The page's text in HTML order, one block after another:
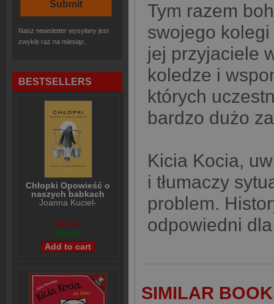
Nasz newsletter wysyłany jest
zwykle raz na miesiąc.
BESTSELLERS
Chłopki Opowieść o
naszych babkach
Joanna Kuciel-
$36,39
$30,47
Tym razem
swojego
jej przyjaciele
koledze i
których
bardzo dużo
Kicia Kocia,
i tłumaczy
problem.
odpowiedni
SIMILAR